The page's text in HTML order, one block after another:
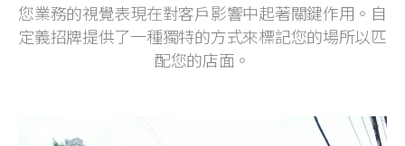
您業​​務的視覺表現在對客戶影響中起著關鍵作用。自
定義招牌提供了一種獨特的方式來標記您的場所以匹
配您的店面。